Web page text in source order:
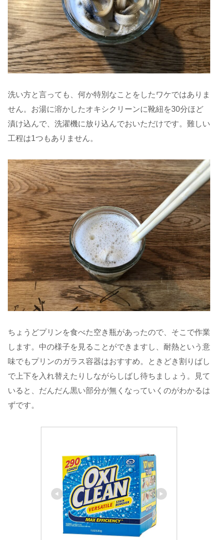
洗い方と言っても、何か特別なことをしたワケではありま
せん。お湯に溶かしたオキシクリーンに靴紐を30分ほど
漬け込んで、洗濯機に放り込んでおいただけです。難しい
工程は1つもありません。
ちょうどプリンを食べた空き瓶があったので、そこで作業
します。中の様子を見ることができますし、耐熱という意
味でもプリンのガラス容器はおすすめ。ときどき割りばし
で上下を入れ替えたりしながらしばし待ちましょう。見て
いると、だんだん黒い部分が無くなっていくのがわかるは
ずです。